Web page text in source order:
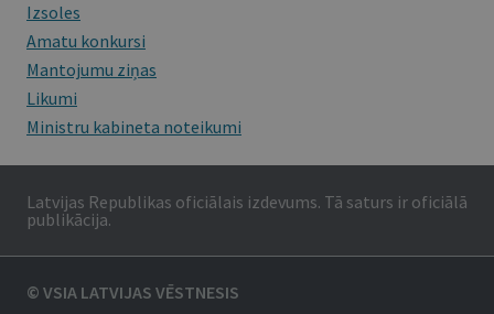
Izsoles
Amatu konkursi
Mantojumu ziņas
Likumi
Ministru kabineta noteikumi
Latvijas Republikas oficiālais izdevums. Tā saturs ir oficiālā
publikācija.
© VSIA LATVIJAS VĒSTNESIS